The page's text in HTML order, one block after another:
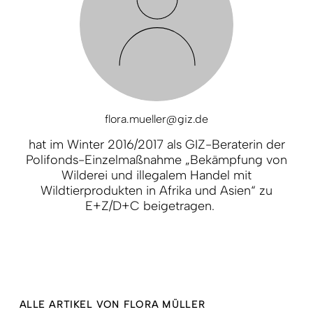
flora.mueller@giz.de
hat im Winter 2016/2017 als GIZ-Beraterin der
Polifonds-Einzelmaßnahme „Bekämpfung von
Wilderei und illegalem Handel mit
Wildtierprodukten in Afrika und Asien“ zu
E+Z/D+C beigetragen.
ALLE ARTIKEL VON FLORA MÜLLER